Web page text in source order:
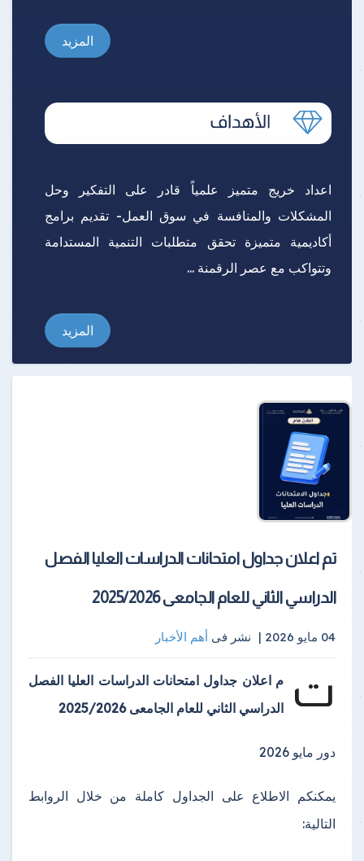
المزيد
اعداد خريج متميز علمياً قادر على التفكير وحل
المشكلات والمنافسة في سوق العمل- تقديم برامج
أكاديمية متميزة تحقق متطلبات التنمية المستدامة
وتتواكب مع عصر الرقمنة ...
المزيد
تم اعلان جداول امتحانات الدراسات العليا الفصل
الدراسي الثاني للعام الجامعى 2025/2026
04 مايو 2026 | نشر فى أهم الأخبار
ت
م اعلان جداول امتحانات الدراسات العليا الفصل
الدراسي الثاني للعام الجامعى 2025/2026
دور مايو 2026
يمكنكم الاطلاع على الجداول كاملة من خلال الروابط
التالية: